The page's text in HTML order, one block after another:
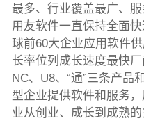
最多、行业覆盖最广、服
用友软件一直保持全面
球前60大企业应用软件
长率位列成长速度最快
NC、U8、“通”三条产品
型企业提供软件和服务
业从创业、成长到成熟